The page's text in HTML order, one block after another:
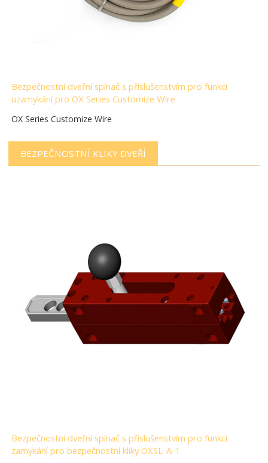
Bezpečnostní dveřní spínač s příslušenstvím pro funkci
uzamykání pro OX Series Customize Wire
OX Series Customize Wire
BEZPEČNOSTNÍ KLIKY DVEŘÍ
Bezpečnostní dveřní spínač s příslušenstvím pro funkci
zamykání pro bezpečnostní kliky OXSL-A-1